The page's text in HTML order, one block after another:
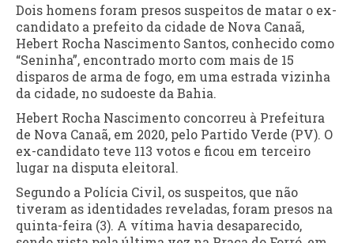
Dois homens foram presos suspeitos de matar o ex-
candidato a prefeito da cidade de Nova Canaã,
Hebert Rocha Nascimento Santos, conhecido como
“Seninha”, encontrado morto com mais de 15
disparos de arma de fogo, em uma estrada vizinha
da cidade, no sudoeste da Bahia.
Hebert Rocha Nascimento concorreu à Prefeitura
de Nova Canaã, em 2020, pelo Partido Verde (PV). O
ex-candidato teve 113 votos e ficou em terceiro
lugar na disputa eleitoral.
Segundo a Polícia Civil, os suspeitos, que não
tiveram as identidades reveladas, foram presos na
quinta-feira (3). A vítima havia desaparecido,